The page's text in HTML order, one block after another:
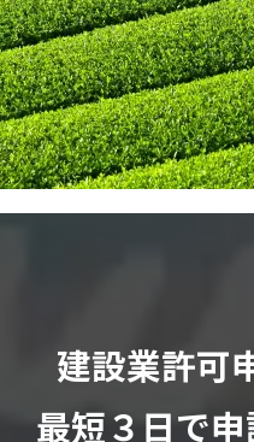
建設業許可
最短３日で